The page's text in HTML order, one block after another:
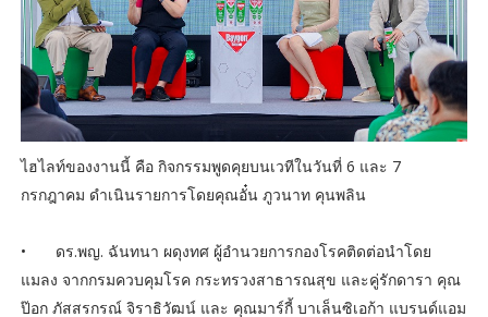
ไฮไลท์ของงานนี้ คือ กิจกรรมพูดคุยบนเวทีในวันที่ 6 และ 7
กรกฎาคม ดำเนินรายการโดยคุณอั๋น ภูวนาท คุนพลิน
•
ดร.พญ. ฉันทนา ผดุงทศ ผู้อำนวยการกองโรคติดต่อนำโดย
แมลง จากกรมควบคุมโรค กระทรวงสาธารณสุข และคู่รักดารา คุณ
ป๊อก ภัสสรกรณ์ จิราธิวัฒน์ และ คุณมาร์กี้ บาเล็นซิเอก้า แบรนด์แอม